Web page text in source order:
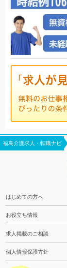
福島介護求人・転職ナビ
はじめての方へ
お役立ち情報
求人掲載のご相談
個人情報保護方針